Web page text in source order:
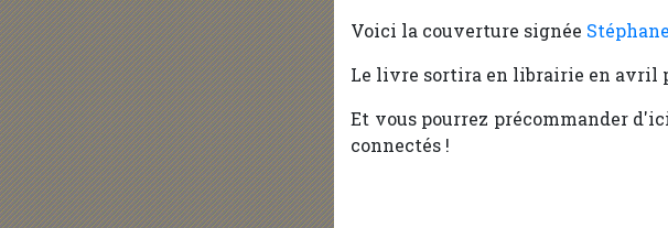
Voici la couverture signée
Le livre sortira en librairie en avril
Et vous pourrez précommander
connectés !